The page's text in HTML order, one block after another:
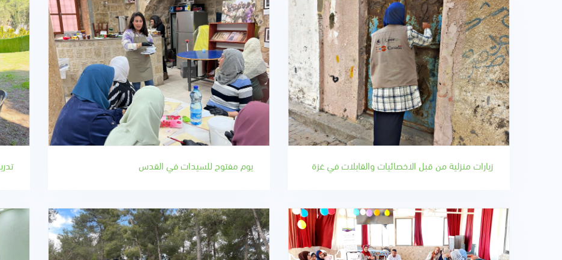
زيارات منزلية من قبل الاخصائيات والقابلات في غزة يوم مفتوح للسيدات في القدس